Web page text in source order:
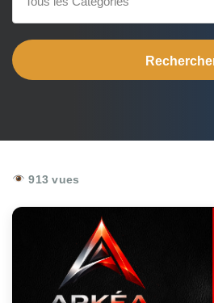
913 vues